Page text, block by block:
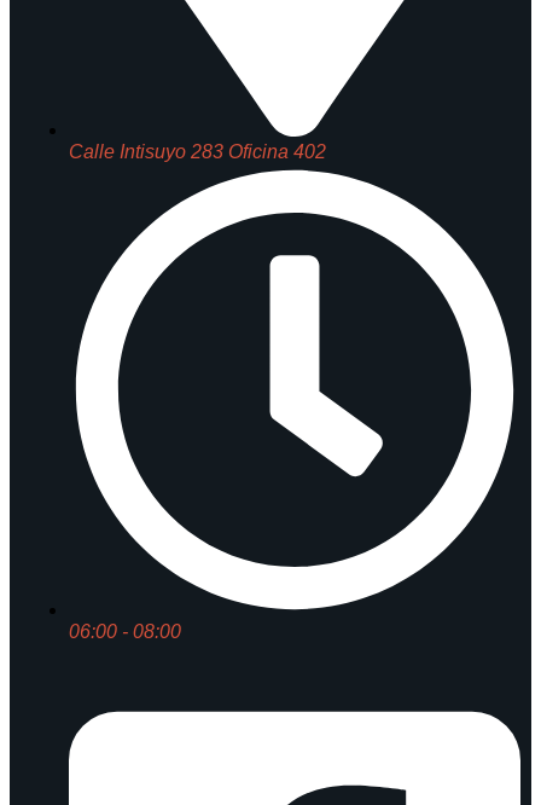
Calle Intisuyo 283 Oficina 402
06:00 - 08:00